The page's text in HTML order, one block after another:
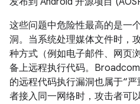
这些问题中危险性最高的是一
洞。当系统处理媒体文件时，
种方式（例如电子邮件、网页
备上远程执行代码。
的远程代码执行漏洞也属于“
者接入同一网络时，攻击者可